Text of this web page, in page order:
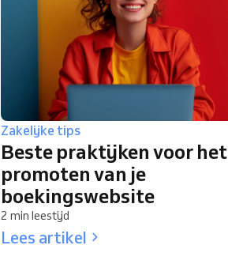
Zakelijke tips
Beste praktijken voor het
promoten van je
boekingswebsite
2 min leestijd
Lees artikel